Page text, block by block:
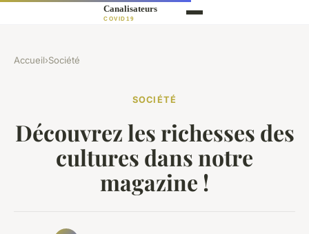
Accueil›Société
SOCIÉTÉ
Découvrez les richesses des
cultures dans notre
magazine !